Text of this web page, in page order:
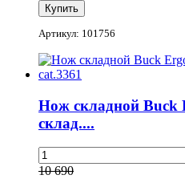
Артикул: 101756
Нож складной Buck
cклад....
10 690